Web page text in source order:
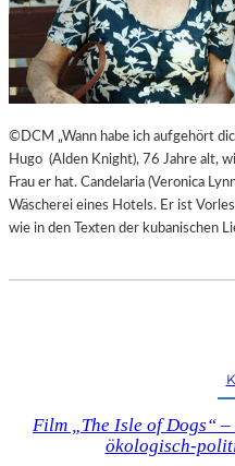
©DCM „Wann habe ich aufgehört
Hugo (Alden Knight), 76 Jahre alt,
Frau er hat. Candelaria (Veronica
Wäscherei eines Hotels. Er ist
wie in den Texten der kubanischen
Film „The Isle of Dogs“
ökologisch-